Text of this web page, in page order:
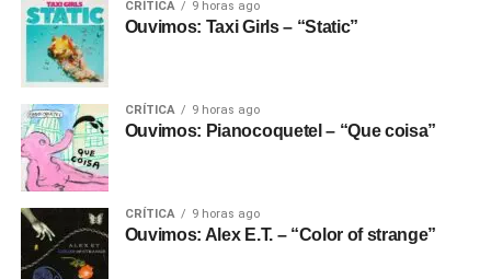
CRÍTICA 9 horas ago
Ouvimos: Taxi Girls – “Static”
CRÍTICA 9 horas ago
Ouvimos: Pianocoquetel – “Que coisa”
CRÍTICA 9 horas ago
Ouvimos: Alex E.T. – “Color of strange”